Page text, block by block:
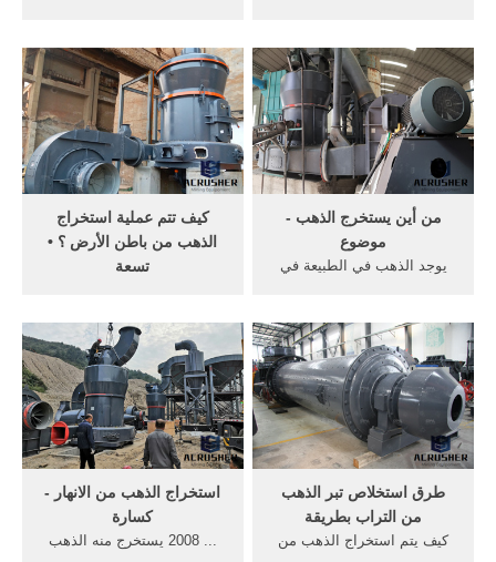
الأنهار.
الذهب من ...
كيف تتم عملية استخراج
الذهب من باطن الأرض ؟ •
تسعة
يتم ... الذهب من مجاري الأنهار
...
من أين يستخرج الذهب -
موضوع
يوجد الذهب في الطبيعة في
الذهب; كيف ...
استخراج الذهب من الانهار -
كسارة
... 2008 يستخرج منه الذهب
طرق استخلاص تبر الذهب
من التراب بطريقة
كيف يتم استخراج الذهب من